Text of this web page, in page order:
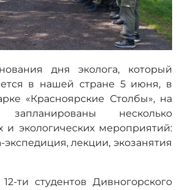
дня эколога, который
в нашей стране 5 июня, в
«Красноярские Столбы», на
несколько
и экологических мероприятий:
экспедиция, лекции, экозанятия
ти студентов Дивногорского